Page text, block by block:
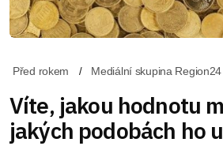
Před rokem Mediální skupina Region24
Víte, jakou hodnotu
jakých podobách ho